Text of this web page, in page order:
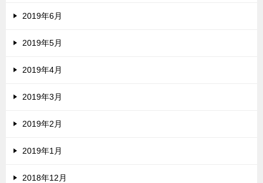
2019年6月
2019年5月
2019年4月
2019年3月
2019年2月
2019年1月
2018年12月